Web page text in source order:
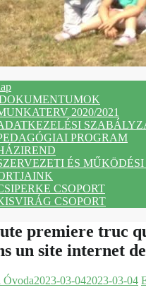
2020/2021
PROGRAM
ÉS
CSOPORT
CSOPORT
premiere truc
un site internet
Óvoda2023-03-042023-03-04